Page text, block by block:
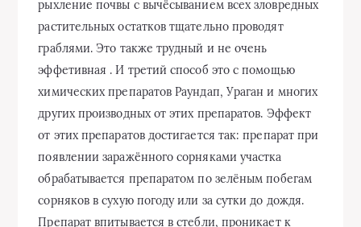
рыхление почвы с вычёсыванием всех зловредных
растительных остатков тщательно проводят
граблями. Это также трудный и не очень
эффетивная . И третий способ это с помощью
химических препаратов Раундап, Ураган и многих
других производных от этих препаратов. Эффект
от этих препаратов достигается так: препарат при
появлении заражённого сорняками участка
обрабатывается препаратом по зелёным побегам
сорняков в сухую погоду или за сутки до дождя.
Препарат впитывается в стебли, проникает к